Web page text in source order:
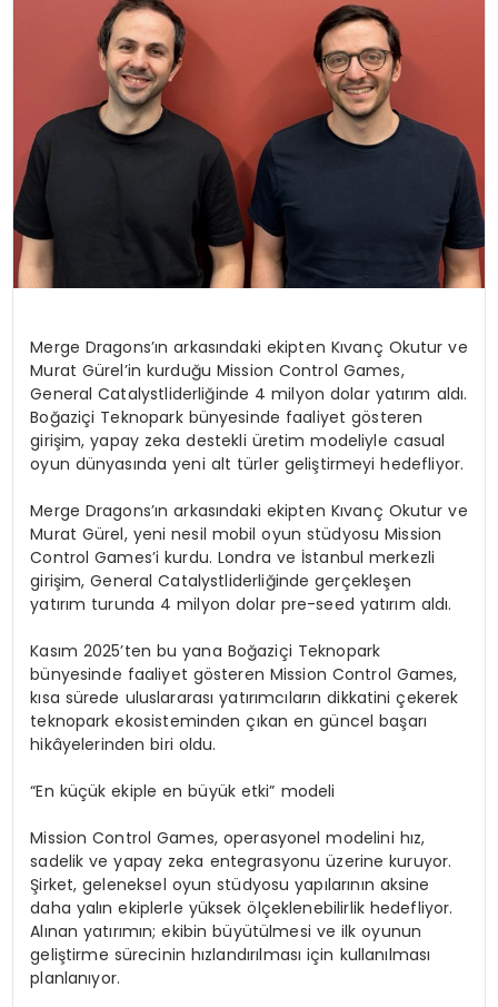
Merge Dragons’ın arkasındaki ekipten Kıvanç Okutur ve
Murat Gürel’in kurduğu Mission Control Games,
GeneralCatalystliderliğinde 4 milyon dolar yatırım aldı.
Boğaziçi Teknopark bünyesinde faaliyet gösteren
girişim, yapay zeka destekli üretim modeliyle casual
oyun dünyasında yeni alt türler geliştirmeyi hedefliyor.
Merge Dragons’ın arkasındaki ekipten Kıvanç Okutur ve
Murat Gürel, yeni nesil mobil oyun stüdyosuMission
ControlGames’i kurdu. Londra ve İstanbul merkezli
girişim,GeneralCatalystliderliğinde gerçekleşen
yatırım turunda 4 milyon dolar pre-seed yatırım aldı.
Kasım 2025’ten bu yana Boğaziçi Teknopark
bünyesinde faaliyet gösteren Mission Control Games,
kısa sürede uluslararası yatırımcıların dikkatini çekerek
teknopark ekosisteminden çıkan en güncel başarı
hikâyelerinden biri oldu.
“En küçük ekiple en büyük etki” modeli
Mission Control Games, operasyonel modelini hız,
sadelik ve yapay zeka entegrasyonu üzerine kuruyor.
Şirket, geleneksel oyun stüdyosu yapılarının aksine
daha yalın ekiplerle yüksek ölçeklenebilirlik hedefliyor.
Alınan yatırımın; ekibin büyütülmesi ve ilk oyunun
geliştirme sürecinin hızlandırılması için kullanılması
planlanıyor.